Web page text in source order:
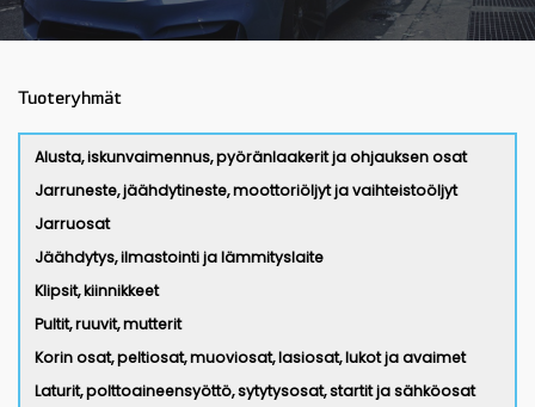
Tuoteryhmät
Alusta, iskunvaimennus, pyöränlaakerit ja ohjauksen osat
Jarruneste, jäähdytineste, moottoriöljyt ja vaihteistoöljyt
Jarruosat
Jäähdytys, ilmastointi ja lämmityslaite
Klipsit, kiinnikkeet
Pultit, ruuvit, mutterit
Korin osat, peltiosat, muoviosat, lasiosat, lukot ja avaimet
Laturit, polttoaineensyöttö, sytytysosat, startit ja sähköosat